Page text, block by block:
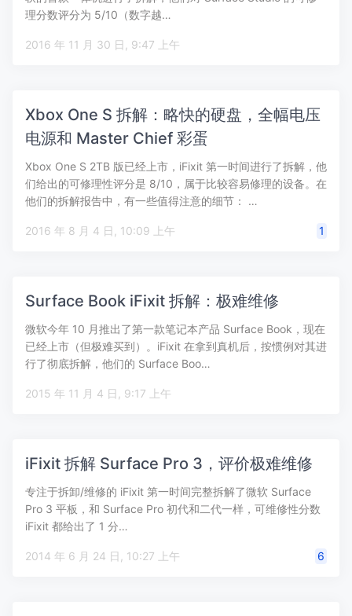
理分数评分为 5/10（数字越…
2016 年 11 月 30 日, 9:47 上午
Xbox One S 拆解：略快的硬盘，全幅电压
电源和 Master Chief 彩蛋
Xbox One S 2TB 版已经上市，iFixit 第一时间进行了拆解，他
们给出的可修理性评分是 8/10，属于比较容易修理的设备。在
他们的拆解报告中，有一些值得注意的细节： …
2016 年 8 月 4 日, 10:09 上午 1
Surface Book iFixit 拆解：极难维修
微软今年 10 月推出了第一款笔记本产品 Surface Book，现在
已经上市（但极难买到）。iFixit 在拿到真机后，按惯例对其进
行了彻底拆解，他们的 Surface Boo…
2015 年 11 月 4 日, 9:17 上午
iFixit 拆解 Surface Pro 3，评价极难维修
专注于拆卸/维修的 iFixit 第一时间完整拆解了微软 Surface
Pro 3 平板，和 Surface Pro 初代和二代一样，可维修性分数
iFixit 都给出了 1 分…
2014 年 6 月 24 日, 10:27 上午 6